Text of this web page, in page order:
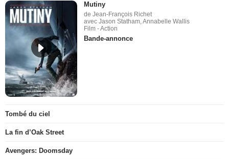
Mutiny
de Jean-François Richet
avec Jason Statham, Annabelle Wallis
Film - Action
Bande-annonce
Tombé du ciel
La fin d’Oak Street
Avengers: Doomsday